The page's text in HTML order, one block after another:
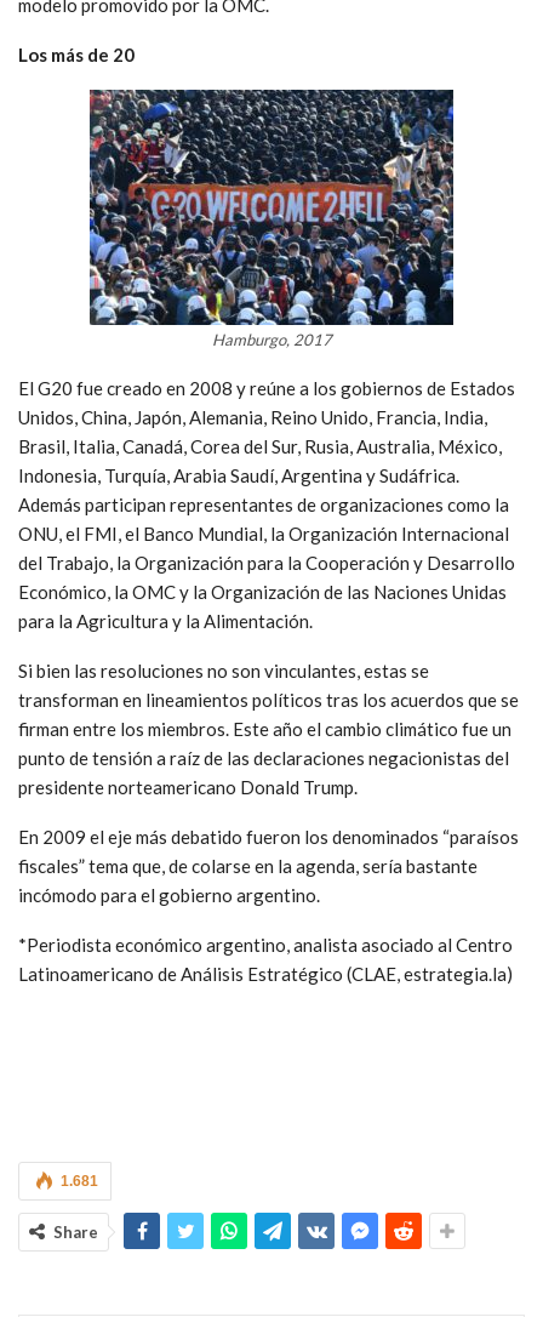
Los más de 20
Hamburgo, 2017
El G20 fue creado en 2008 y reúne a los gobiernos de Estados
Unidos, China, Japón, Alemania, Reino Unido, Francia, India,
Brasil, Italia, Canadá, Corea del Sur, Rusia, Australia, México,
Indonesia, Turquía, Arabia Saudí, Argentina y Sudáfrica.
Además participan representantes de organizaciones como la
ONU, el FMI, el Banco Mundial, la Organización Internacional
del Trabajo, la Organización para la Cooperación y Desarrollo
Económico, la OMC y la Organización de las Naciones Unidas
para la Agricultura y la Alimentación.
Si bien las resoluciones no son vinculantes, estas se
transforman en lineamientos políticos tras los acuerdos que se
firman entre los miembros. Este año el cambio climático fue un
punto de tensión a raíz de las declaraciones negacionistas del
presidente norteamericano Donald Trump.
En 2009 el eje más debatido fueron los denominados “paraísos
fiscales” tema que, de colarse en la agenda, sería bastante
incómodo para el gobierno argentino.
*Periodista económico argentino, analista asociado al Centro
Latinoamericano de Análisis Estratégico (CLAE, estrategia.la)
1.681
Share